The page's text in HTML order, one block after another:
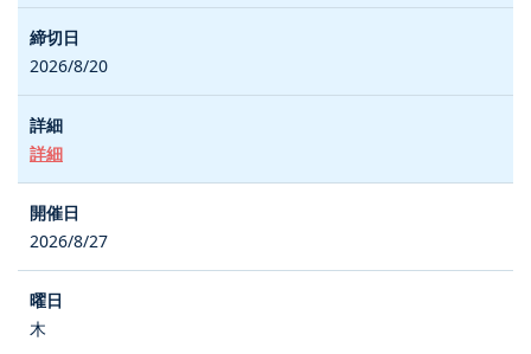
2026/8/20
詳細
2026/8/27
木